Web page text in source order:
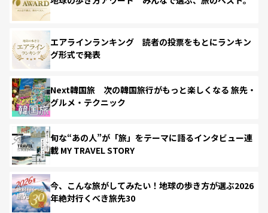
エアラインランキング 読者の投票をもとにランキン
グ形式で発表
Next韓国旅 次の韓国旅行がもっと楽しくなる 旅先・
グルメ・テクニック
旬な“あの人”が「旅」をテーマに語るインタビュー連
載 MY TRAVEL STORY
今、こんな旅がしてみたい！地球の歩き方が選ぶ2026
年絶対行くべき旅先30